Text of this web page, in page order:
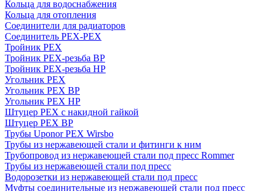
Кольца для водоснабжения
Кольца для отопления
Соединители для радиаторов
Соединитель PEX-PEX
Тройник PEX
Тройник PEX-резьба ВР
Тройник PEX-резьба НР
Угольник PEX
Угольник PEX ВР
Угольник PEX НР
Штуцер PEX c накидной гайкой
Штуцер PEX ВР
Трубы Uponor PEX Wirsbo
Трубы из нержавеющей стали и фитинги к ним
Трубопровод из нержавеющей стали под пресс Rommer
Трубы из нержавеющей стали под пресс
Водорозетки из нержавеющей стали под пресс
Муфты соединительные из нержавеющей стали под пресс